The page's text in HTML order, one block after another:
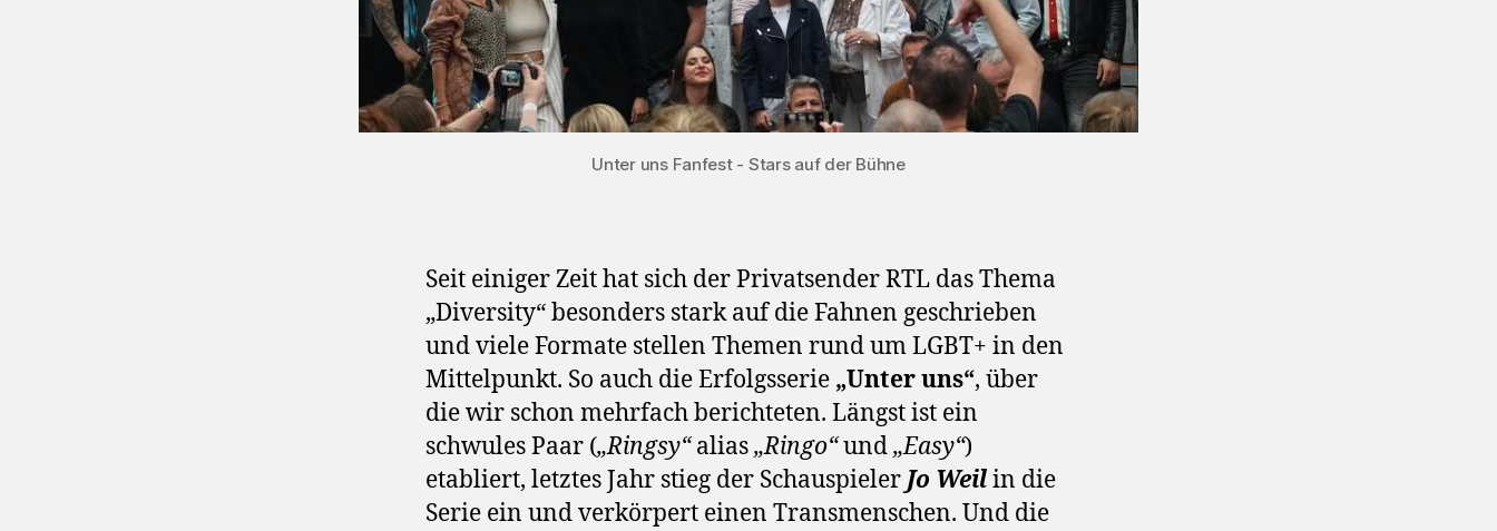
Unter uns Fanfest - Stars auf der Bühne
Seit einiger Zeit hat sich der Privatsender RTL das Thema
„Diversity“ besonders stark auf die Fahnen geschrieben
und viele Formate stellen Themen rund um LGBT+ in den
Mittelpunkt. So auch die Erfolgsserie „Unter uns“, über
die wir schon mehrfach berichteten. Längst ist ein
schwules Paar („Ringsy“alias„Ringo“und„Easy“)
etabliert, letztes Jahr stieg der SchauspielerJo Weilin die
Serie ein und verkörpert einen Transmenschen. Und die